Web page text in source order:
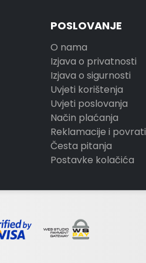
POSLOVANJE
O nama
Izjava o privatnosti
Izjava o sigurnosti
Uvjeti korištenja
Uvjeti poslovanja
Način plaćanja
Reklamacije i povrati
Česta pitanja
Postavke kolačića